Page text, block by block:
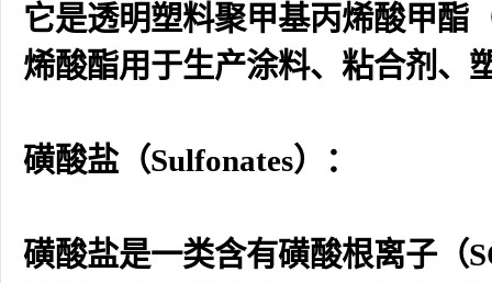
它是透明塑料聚甲基丙烯酸甲酯
烯酸酯用于生产涂料、粘合剂、
磺酸盐（Sulfonates）：
磺酸盐是一类含有磺酸根离子（